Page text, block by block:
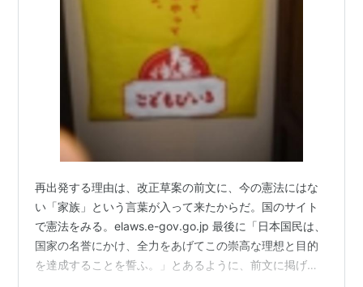
再出発する理由は、改正草案の前文に、今の憲法にはな
い「家族」という言葉が入って来たからだ。国のサイト
で憲法をみる。elaws.e-gov.go.jp 最後に「日本国民は、
国家の名誉にかけ、全力をあげてこの崇高な理想と目的
を達成することを誓ふ。」とあるように、前文に掲げて